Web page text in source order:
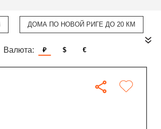
ДОМА ПО НОВОЙ РИГЕ ДО 20 КМ
Валюта: ₽ $ €